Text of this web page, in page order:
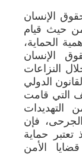
الإنسان
من حيث قيام
الحماية،
الإنسان
النزاعات
الدولي
التي قامت
فإن
تعتبر حماية
الأمن